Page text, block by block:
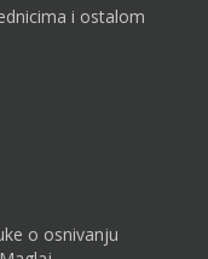
i ostalom
o osnivanju